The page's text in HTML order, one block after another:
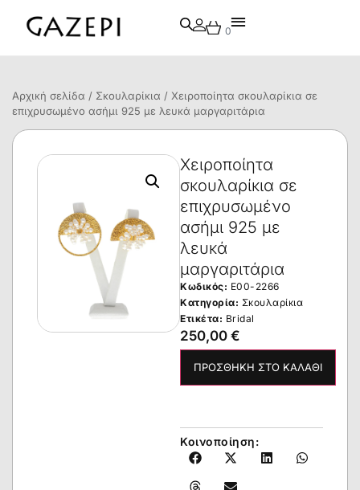
0
Αρχική σελίδα / Σκουλαρίκια / Χειροποίητα σκουλαρίκια σε
επιχρυσωμένο ασήμι 925 με λευκά μαργαριτάρια
Χειροποίητα
σκουλαρίκια σε
επιχρυσωμένο
ασήμι 925 με
λευκά
μαργαριτάρια
Κωδικός: E00-2266
Κατηγορία: Σκουλαρίκια
Ετικέτα: Bridal
250,00 €
ΠΡΟΣΘΉΚΗ ΣΤΟ ΚΑΛΆΘΙ
Κοινοποίηση: